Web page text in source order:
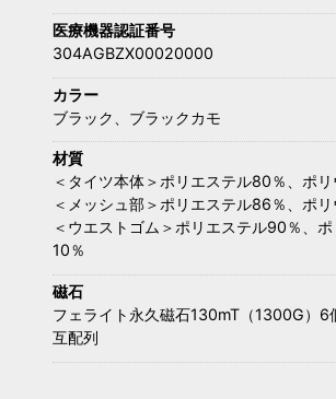
医療機器認証番号
304AGBZX00020000
カラー
ブラック、ブラックカモ
材質
＜タイツ本体＞ポリエステル80％、ポ
＜メッシュ部＞ポリエステル86％、ポ
＜ウエストゴム＞ポリエステル90％、
10％
磁石
フェライト永久磁石130mT（1300G）6
互配列